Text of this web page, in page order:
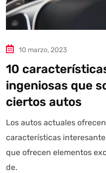
10 marzo, 2023
10
ingeniosas que
ciertos autos
Los autos actuales
características
que ofrecen elementos
de.